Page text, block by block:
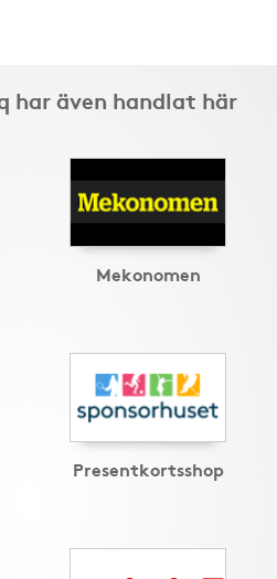
har även handlat här
Mekonomen
Presentkortsshop